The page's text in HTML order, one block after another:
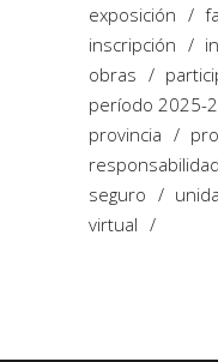
exposición
inscripción
obras
período 2025-
provincia
responsabilidad
seguro
virtual